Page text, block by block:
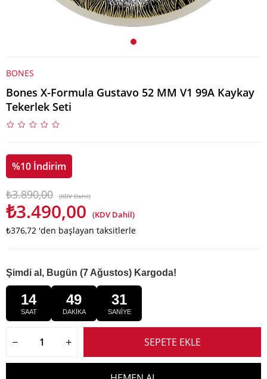
BONES
Bones X-Formula Gustavo 52 MM V1 99A Kaykay
Tekerlek Seti
%10 İndirim
₺3.890,00 (KDV Dahil)
₺3.490,00 (KDV Dahil)
₺376,72 'den başlayan taksitlerle
Şimdi al, Bugün (7 Ağustos) Kargoda!
14
SAAT
49
DAKİKA
30
SANİYE